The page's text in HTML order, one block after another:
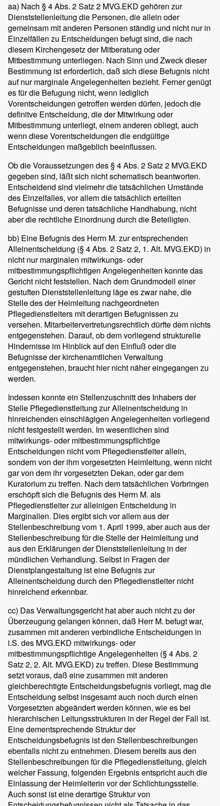
aa) Nach § 4 Abs. 2 Satz 2 MVG.EKD gehören zur
Dienststellenleitung die Personen, die allein oder
gemeinsam mit anderen Personen ständig und nicht nur in
Einzelfällen zu Entscheidungen befugt sind, die nach
diesem Kirchengesetz der Mitberatung oder
Mitbestimmung unterliegen. Nach Sinn und Zweck dieser
Bestimmung ist erforderlich, daß sich diese Befugnis nicht
auf nur marginale Angelegenheiten bezieht. Ferner genügt
es für die Befugung nicht, wenn lediglich
Vorentscheidungen getroffen werden dürfen, jedoch die
definitve Entscheidung, die der Mitwirkung oder
Mitbestimmung unterliegt, einem anderen obliegt, auch
wenn diese Vorentscheidungen die endgültige
Entscheidungen maßgeblich beeinflussen.
Ob die Voraussetzungen des § 4 Abs. 2 Satz 2 MVG.EKD
gegeben sind, läßt sich nicht schematisch beantworten.
Entscheidend sind vielmehr die tatsächlichen Umstände
des Einzelfalles, vor allem die tatsächlich erteilten
Befugnisse und deren tatsächliche Handhabung, nicht
aber die rechtliche Einordnung durch die Beteiligten.
bb) Eine Befugnis des Herrn M. zur entsprechenden
Alleinentscheidung (§ 4 Abs. 2 Satz 2, 1. Alt. MVG.EKD) in
nicht nur marginalen mitwirkungs- oder
mitbestimmungspflichtigen Angelegenheiten konnte das
Gericht nicht feststellen. Nach dem Grundmodell einer
gestuften Dienststellenleitung läge es zwar nahe, die
Stelle des der Heimleitung nachgeordneten
Pflegedienstleiters mit derartigen Befugnissen zu
versehen. Mitarbeitervertretungsrechtlich dürfte dem nichts
entgegenstehen. Darauf, ob dem vorliegend strukturelle
Hindernisse im Hinblick auf den Einfluß oder die
Befugnisse der kirchenamtlichen Verwaltung
entgegenstehen, braucht hier nicht näher eingegangen zu
werden.
Indessen konnte ein Stellenzuschnitt des Inhabers der
Stelle Pflegedienstleitung zur Alleinentscheidung in
hinreichenden einschlägigen Angelegenheiten vorliegend
nicht festgestellt werden. Im wesentlichen sind
mitwirkungs- oder mitbestimmungspflichtige
Entscheidungen nicht vom Pflegedienstleiter allein,
sondern von der ihm vorgesetzten Heimleitung, wenn nicht
gar von dem ihr vorgesetzten Dekan, oder gar dem
Kuratorium zu treffen. Nach dem tatsächlichen Vorbringen
erschöpft sich die Befugnis des Herrn M. als
Pflegedienstleiter zur alleinigen Entscheidung in
Marginalien. Dies ergibt sich vor allem aus der
Stellenbeschreibung vom 1. April 1999, aber auch aus der
Stellenbeschreibung für die Stelle der Heimleitung und
aus den Erklärungen der Dienststellenleitung in der
mündlichen Verhandlung. Selbst in Fragen der
Dienstplangestaltung ist eine Befugnis zur
Alleinentscheidung durch den Pflegedienstleiter nicht
hinreichend erkennbar.
cc) Das Verwaltungsgericht hat aber auch nicht zu der
Überzeugung gelangen können, daß Herr M. befugt war,
zusammen mit anderen verbindliche Entscheidungen in
i.S. des MVG.EKD mitwirkungs- oder
mitbestimmungspflichtige Angelegenheiten (§ 4 Abs. 2
Satz 2, 2. Alt. MVG.EKD) zu treffen. Diese Bestimmung
setzt voraus, daß eine zusammen mit anderen
gleichberechtigte Entscheidungsbefugnis vorliegt, mag die
Entscheidung selbst insgesamt auch noch durch einen
Vorgesetzten abgeändert werden können, wie es bei
hierarchischen Leitungsstrukturen in der Regel der Fall ist.
Eine dementsprechende Struktur der
Entscheidungsbefugnis ist den Stellenbeschreibungen
ebenfalls nicht zu entnehmen. Diesem bereits aus den
Stellenbeschreibungen für die Pflegedienstleitung, gleich
welcher Fassung, folgenden Ergebnis entspricht auch die
Einlassung der Heimleiterin vor der Schlichtungsstelle.
Auch sonst ist eine derartige Struktur von